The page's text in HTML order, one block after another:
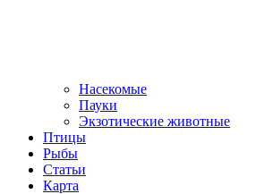
Насекомые
Пауки
Экзотические животные
Птицы
Рыбы
Статьи
Карта